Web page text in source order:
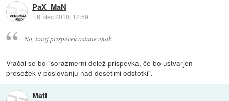
PaX_MaN
::6. dec 2010, 12:59
No, torej prispevek ostane enak.
Vračal se bo "sorazmerni delež prispevka, če bo ustvarjen
presežek v poslovanju nad desetimi odstotki".
Mati